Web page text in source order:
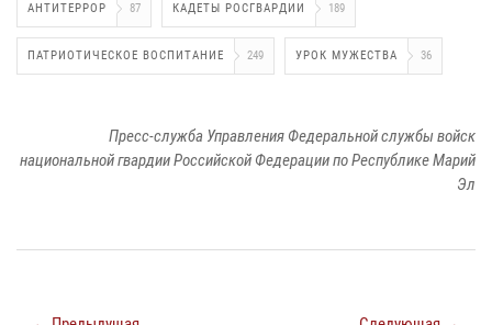
АНТИТЕРРОР 87 КАДЕТЫ РОСГВАРДИИ 189
ПАТРИОТИЧЕСКОЕ ВОСПИТАНИЕ 249 УРОК МУЖЕСТВА 36
Пресс-служба Управления Федеральной службы войск
национальной гвардии Российской Федерации по Республике Марий
Эл